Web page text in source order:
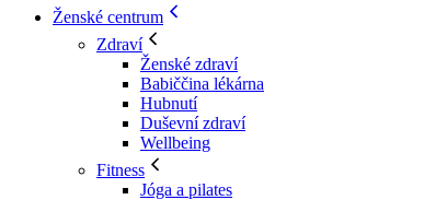
Ženské centrum
Zdraví
Ženské zdraví
Babiččina lékárna
Hubnutí
Duševní zdraví
Wellbeing
Fitness
Jóga a pilates